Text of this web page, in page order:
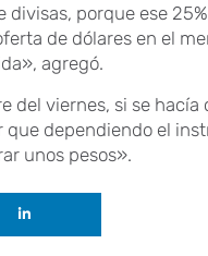
porque ese
de dólares en el
agregó.
del viernes, si se
que dependiendo el
unos pesos».